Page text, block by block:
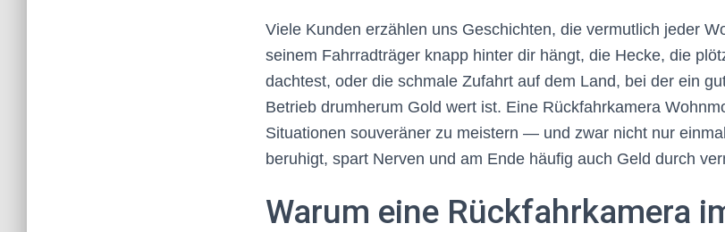
Viele Kunden erzählen uns Geschichten, die vermutlich jeder
seinem Fahrradträger knapp hinter dir hängt, die Hecke, die
dachtest, oder die schmale Zufahrt auf dem Land, bei der ein
Betrieb drumherum Gold wert ist. Eine Rückfahrkamera
Situationen souveräner zu meistern — und zwar nicht nur
beruhigt, spart Nerven und am Ende häufig auch Geld durch
Warum eine Rückfahrkamera